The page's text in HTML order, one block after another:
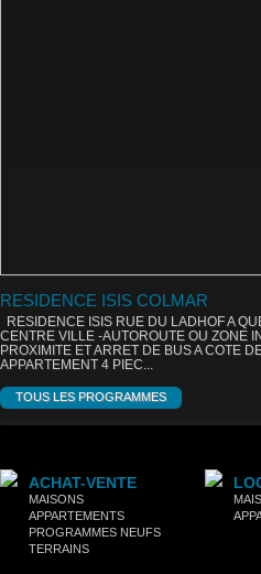
RESIDENCE ISIS COLMAR
RESIDENCE ISIS RUE DU LADHOF A
CENTRE VILLE -AUTOROUTE OU ZONE
PROXIMITE ET ARRET DE BUS A COTE
APPARTEMENT 4 PIEC...
TOUS LES PROGRAMMES
ACHAT-VENTE
MAISONS
APPARTEMENTS
PROGRAMMES NEUFS
TERRAINS